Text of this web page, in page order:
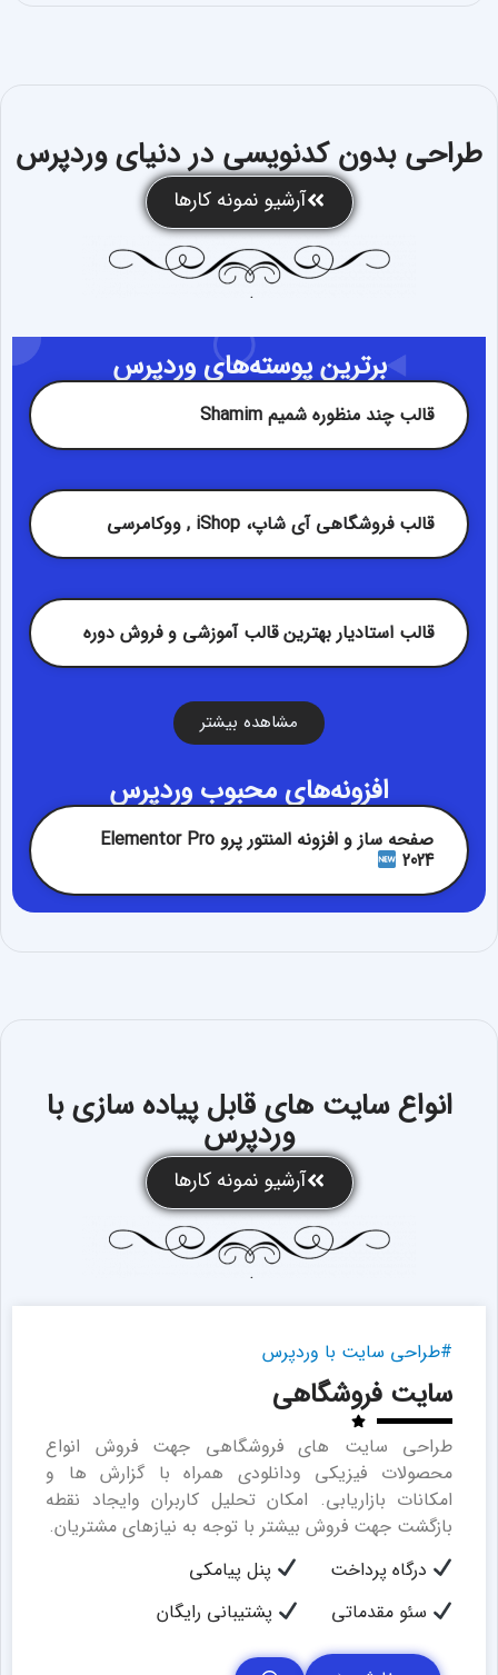
طراحی بدون کدنویسی در دنیای وردپرس
آرشیو نمونه کارها
برترین پوسته‌های وردپرس
قالب چند منظوره شمیم Shamim
قالب فروشگاهی آی شاپ، iShop , ووکامرسی
قالب استادیار بهترین قالب آموزشی و فروش دوره
مشاهده بیشتر
افزونه‌های محبوب وردپرس
صفحه ساز و افزونه المنتور پرو Elementor Pro
2024
انواع سایت های قابل پیاده سازی با
وردپرس
آرشیو نمونه کارها
#طراحی سایت با وردپرس
سایت فروشگاهی
طراحی سایت های فروشگاهی جهت فروش انواع
محصولات فیزیکی ودانلودی همراه با گزارش ها و
امکانات بازاریابی. امکان تحلیل کاربران وایجاد نقطه
بازگشت جهت فروش بیشتر با توجه به نیازهای مشتریان.
درگاه پرداخت
پنل پیامکی
سئو مقدماتی
پشتیبانی رایگان